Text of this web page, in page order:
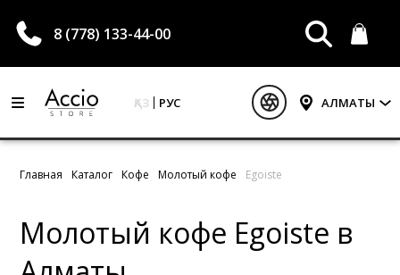
8 (778) 133-44-00
ҚАЗ РУС АЛМАТЫ
Главная Каталог Кофе Молотый кофе Egoiste
Молотый кофе Egoiste в